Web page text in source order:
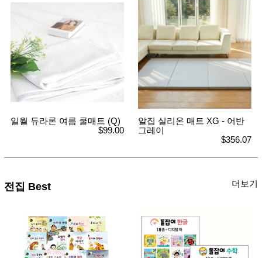
일월 듀라론 여름 쿨매트 (Q)
$99.00
알집 실리온 매트 XG - 어반
그레이
$356.07
전집 Best 더보기